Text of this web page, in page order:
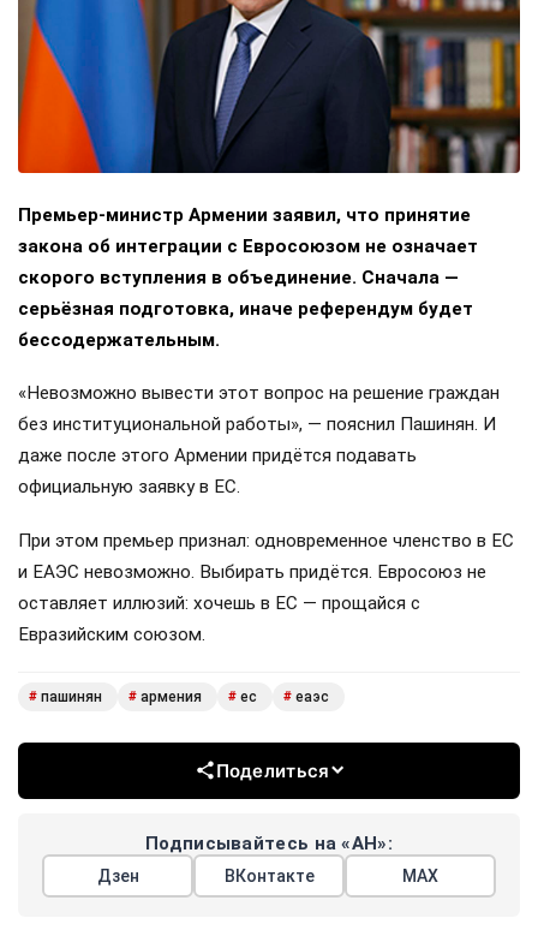
Премьер-министр Армении заявил, что принятие
закона об интеграции с Евросоюзом не означает
скорого вступления в объединение. Сначала —
серьёзная подготовка, иначе референдум будет
бессодержательным.
«Невозможно вывести этот вопрос на решение граждан
без институциональной работы», — пояснил Пашинян. И
даже после этого Армении придётся подавать
официальную заявку в ЕС.
При этом премьер признал: одновременное членство в ЕС
и ЕАЭС невозможно. Выбирать придётся. Евросоюз не
оставляет иллюзий: хочешь в ЕС — прощайся с
Евразийским союзом.
# пашинян # армения # ес # еаэс
Поделиться
Подписывайтесь на «АН»:
Дзен ВКонтакте МАХ